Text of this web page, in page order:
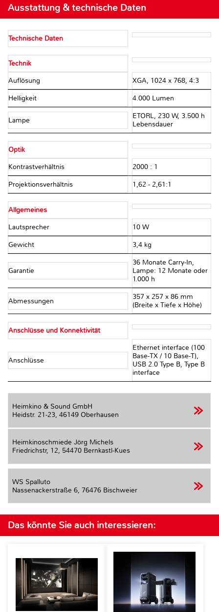
Ausstattung & technische Daten
Technische Daten
Technik
Auflösung XGA, 1024 x 768, 4:3
Helligkeit 4.000 Lumen
Lampe
ETORL, 230 W, 3.500 h
Lebensdauer
Optik
Kontrastverhältnis 2000 : 1
Projektionsverhältnis 1,62 - 2,61:1
Allgemeines
Lautsprecher 10 W
Gewicht 3,4 kg
Garantie
36 Monate Carry-In,
Lampe: 12 Monate oder
1.000 h
Abmessungen
357 x 257 x 86 mm
(Breite x Tiefe x Höhe)
Anschlüsse und Konnektivität
Anschlüsse
Ethernet interface (100
Base-TX / 10 Base-T),
USB 2.0 Type B, Type B
interface
Heimkino & Sound GmbH
Heidstr. 21-23, 46149 Oberhausen
Heimkinoschmiede Jörg Michels
Friedrichstr, 12, 54470 Bernkastl-Kues
WS Spalluto
Nassenackerstraße 6, 76476 Bischweier
Das könnte Sie auch interessieren: